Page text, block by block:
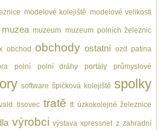
modelové kolejiště modelové velikosti
muzea muzeum muzeum polních železnic
obchod obchody ostatní ozd patina
polní polní dráhy portály průmyslové
software špičková kolejiště spolky
tisovec tratě tt úzkokolejné železnice
výrobci výstava xpressnet z zahradní